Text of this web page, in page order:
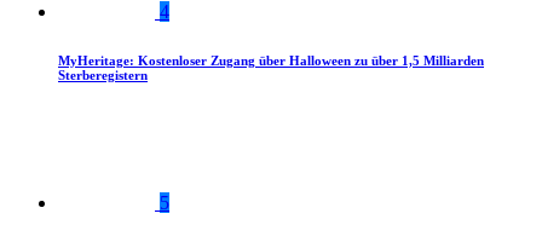
4
MyHeritage: Kostenloser Zugang über Halloween zu über 1,5 Milliarden
Sterberegistern
5